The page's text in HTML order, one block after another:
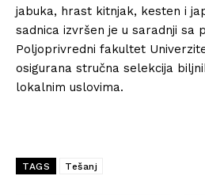
jabuka, hrast kitnjak, kesten i
sadnica izvršen je u saradnji sa
Poljoprivredni fakultet
osigurana stručna selekcija
lokalnim uslovima.
TAGS Tešanj